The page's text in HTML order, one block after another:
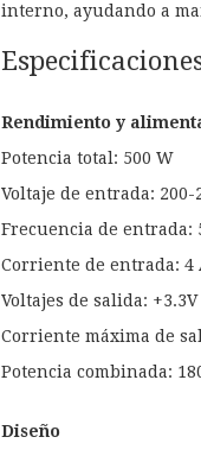
interno, ayudando a
Rendimiento y
Potencia total: 500 W
Voltaje de entrada: 200-
Frecuencia de entrada:
Corriente de entrada: 4
Voltajes de salida: +3.3V
Corriente máxima de
Potencia combinada:
Diseño